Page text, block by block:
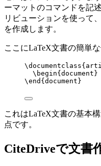
ーマットのコマンドを記
リビューションを使って
を作成します。
ここにLaTeX文書の簡単
\documentclass
\begin
\end {document}
これはLaTeX文書の基本
点です。
CiteDriveで文書